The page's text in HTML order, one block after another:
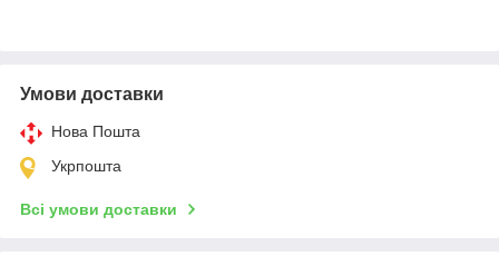
Умови доставки
Нова Пошта
Укрпошта
Всі умови доставки